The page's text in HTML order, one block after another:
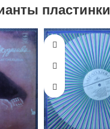
пластинки